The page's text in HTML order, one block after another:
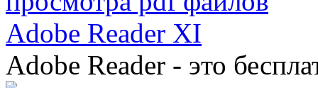
Adobe Reader XI
Adobe Reader - это